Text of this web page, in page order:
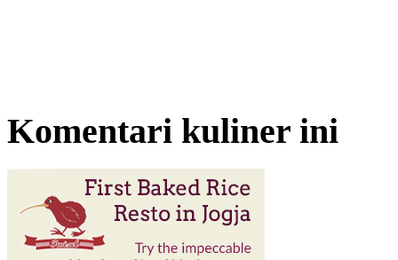
Komentari kuliner ini